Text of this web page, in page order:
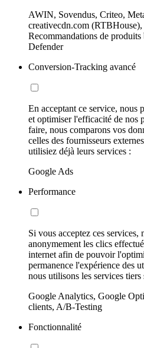
AWIN, Sovendus, Criteo,
creativecdn.com
Recommandations de produits
Defender
Conversion-Tracking avancé
En acceptant ce service, nous
et optimiser l'efficacité de nos
faire, nous comparons vos
celles des fournisseurs
utilisiez déjà leurs services :
Google Ads
Performance
Si vous acceptez ces services,
anonymement les clics
internet afin de pouvoir
permanence l'expérience des
nous utilisons les services
Google Analytics, Google
clients, A/B-Testing
Fonctionnalité